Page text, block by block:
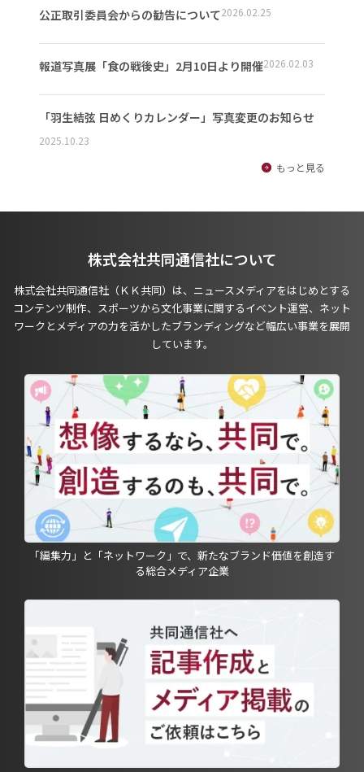
公正取引委員会からの勧告について2026.02.25
報道写真展「食の戦後史」2月10日より開催2026.02.03
「羽生結弦 日めくりカレンダー」写真変更のお知らせ
2025.10.23
もっと見る
株式会社共同通信社について
株式会社共同通信社（ＫＫ共同）は、ニュースメディアをはじめとする
コンテンツ制作、スポーツから文化事業に関するイベント運営、ネット
ワークとメディアの力を活かしたブランディングなど幅広い事業を展開
しています。
「編集力」と「ネットワーク」で、新たなブランド価値を創造す
る総合メディア企業